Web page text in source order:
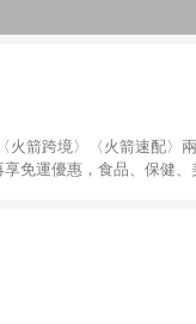
箭跨境〉〈火箭速配〉
免運優惠，食品、保健、